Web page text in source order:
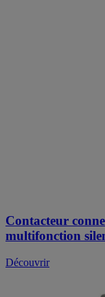
Contacteur
multifonction
Découvrir